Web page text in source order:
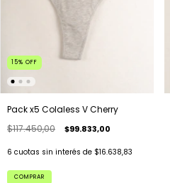
15% OFF
Pack x5 Colaless V Cherry
$117.450,00
$99.833,00
6 cuotas sin interés de $16.638,83
COMPRAR